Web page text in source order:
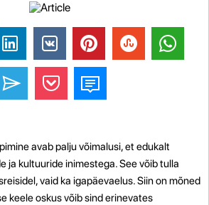
avab palju võimalusi, et edukalt
ja kultuuride inimestega. See võib tulla
vaid ka igapäevaelus. Siin on mõned
keele oskus võib sind erinevates